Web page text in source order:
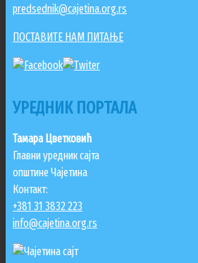
predsednik@cajetina.org.rs
ПОСТАВИТЕ НАМ ПИТАЊЕ
УРЕДНИК ПОРТАЛА
Тамара Цветковић
Главни уредник сајта
општине Чајетина
Контакт:
+381 31 3832 223
info@cajetina.org.rs